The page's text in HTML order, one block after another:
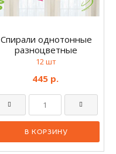
Спирали однотонные
разноцветные
12 шт
445 р.